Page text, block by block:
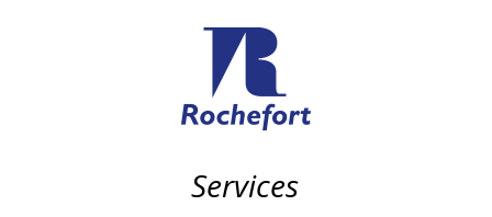
Services